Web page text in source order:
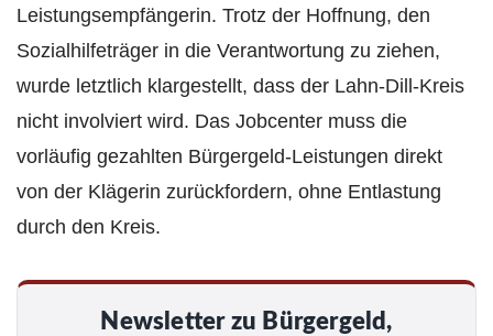
Leistungsempfängerin. Trotz der Hoffnung, den
Sozialhilfeträger in die Verantwortung zu ziehen,
wurde letztlich klargestellt, dass der Lahn-Dill-Kreis
nicht involviert wird. Das Jobcenter muss die
vorläufig gezahlten Bürgergeld-Leistungen direkt
von der Klägerin zurückfordern, ohne Entlastung
durch den Kreis.
Newsletter zu Bürgergeld,